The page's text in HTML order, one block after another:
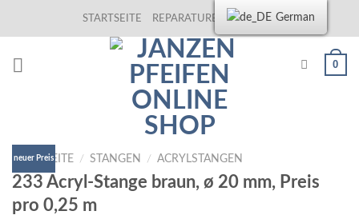
STARTSEITE REPARATUREN KONTAKT
0
neuer Preis
STARTSEITE / STANGEN / ACRYLSTANGEN
233 Acryl-Stange braun, ø 20 mm, Preis
pro 0,25 m
German